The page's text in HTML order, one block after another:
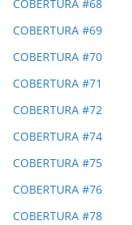
COBERTURA #68
COBERTURA #69
COBERTURA #70
COBERTURA #71
COBERTURA #72
COBERTURA #74
COBERTURA #75
COBERTURA #76
COBERTURA #78